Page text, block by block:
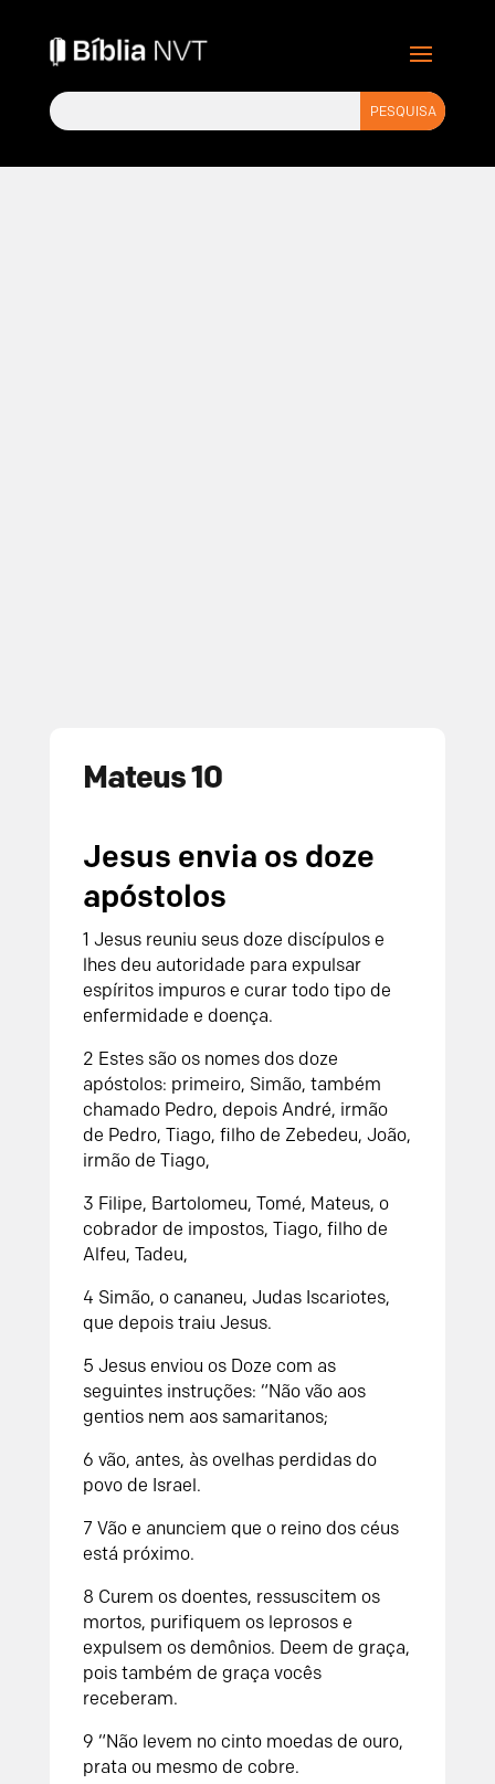
Mateus 10
Jesus envia os doze
apóstolos
1 Jesus reuniu seus doze discípulos e
lhes deu autoridade para expulsar
espíritos impuros e curar todo tipo de
enfermidade e doença.
2 Estes são os nomes dos doze
apóstolos: primeiro, Simão, também
chamado Pedro, depois André, irmão
de Pedro, Tiago, filho de Zebedeu, João,
irmão de Tiago,
3 Filipe, Bartolomeu, Tomé, Mateus, o
cobrador de impostos, Tiago, filho de
Alfeu, Tadeu,
4 Simão, o cananeu, Judas Iscariotes,
que depois traiu Jesus.
5 Jesus enviou os Doze com as
seguintes instruções: “Não vão aos
gentios nem aos samaritanos;
6 vão, antes, às ovelhas perdidas do
povo de Israel.
7 Vão e anunciem que o reino dos céus
está próximo.
8 Curem os doentes, ressuscitem os
mortos, purifiquem os leprosos e
expulsem os demônios. Deem de graça,
pois também de graça vocês
receberam.
9 “Não levem no cinto moedas de ouro,
prata ou mesmo de cobre.